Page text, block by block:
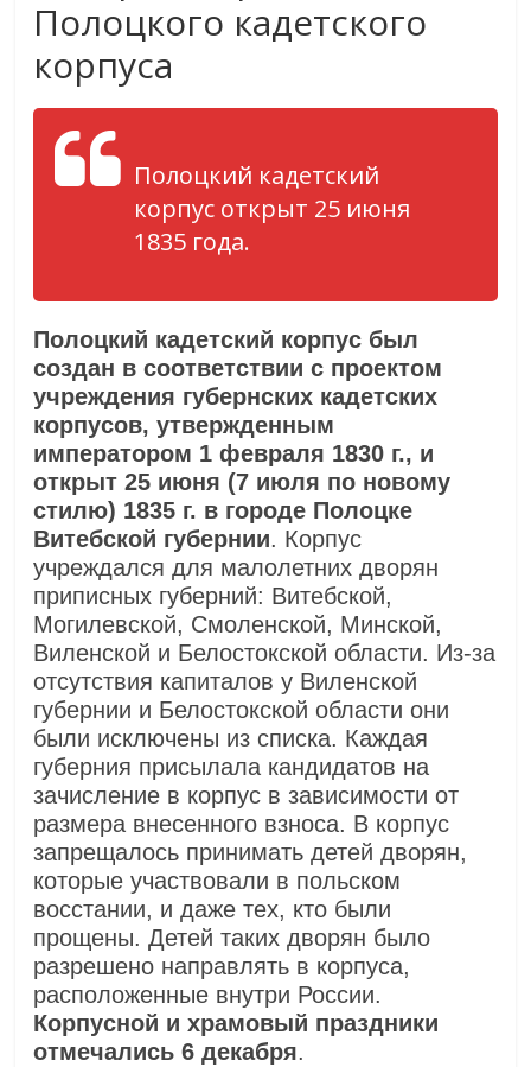
Полоцкого кадетского
корпуса
Полоцкий кадетский
корпус открыт 25 июня
1835 года.
Полоцкий кадетский корпус был
создан в соответствии с проектом
учреждения губернских кадетских
корпусов, утвержденным
императором 1 февраля 1830 г., и
открыт 25 июня (7 июля по новому
стилю) 1835 г. в городе Полоцке
Витебской губернии. Корпус
учреждался для малолетних дворян
приписных губерний: Витебской,
Могилевской, Смоленской, Минской,
Виленской и Белостокской области. Из-за
отсутствия капиталов у Виленской
губернии и Белостокской области они
были исключены из списка. Каждая
губерния присылала кандидатов на
зачисление в корпус в зависимости от
размера внесенного взноса. В корпус
запрещалось принимать детей дворян,
которые участвовали в польском
восстании, и даже тех, кто были
прощены. Детей таких дворян было
разрешено направлять в корпуса,
расположенные внутри России.
Корпусной и храмовый праздники
отмечались 6 декабря.